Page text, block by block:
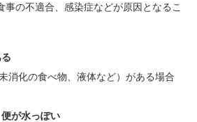
事の不適合、感染症などが原因となるこ
消化の食べ物、液体など）がある場合
が水っぽい